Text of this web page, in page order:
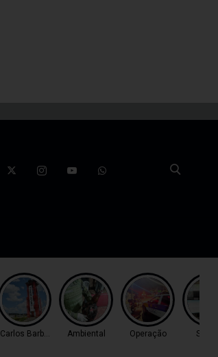
Carlos Barbosa Ambiental Operação